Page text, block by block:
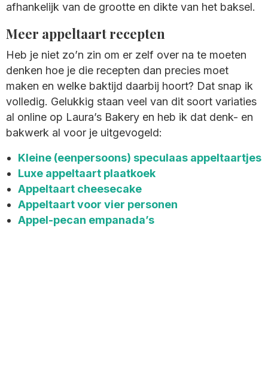
afhankelijk van de grootte en dikte van het baksel.
Meer appeltaart recepten
Heb je niet zo’n zin om er zelf over na te moeten
denken hoe je die recepten dan precies moet
maken en welke baktijd daarbij hoort? Dat snap ik
volledig. Gelukkig staan veel van dit soort variaties
al online op Laura’s Bakery en heb ik dat denk- en
bakwerk al voor je uitgevogeld:
Kleine (eenpersoons) speculaas appeltaartjes
Luxe appeltaart plaatkoek
Appeltaart cheesecake
Appeltaart voor vier personen
Appel-pecan empanada’s